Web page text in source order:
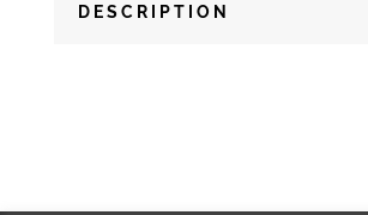
DESCRIPTION